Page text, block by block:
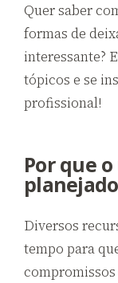
Quer saber
formas de
interessante?
tópicos e se
profissional!
Por que
Diversos
tempo para
compromissos